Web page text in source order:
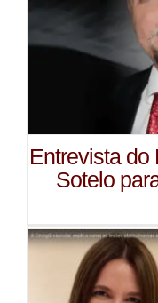
Entrevista do
Sotelo